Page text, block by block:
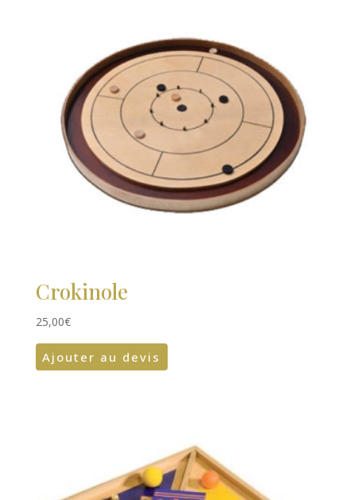
Crokinole
25,00€
Ajouter au devis